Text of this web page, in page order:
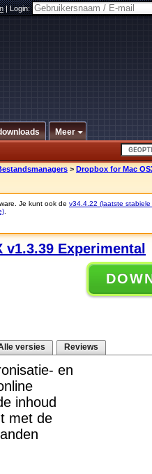
|Login:
Meer
> Dropbox for Mac
Je kunt ook de v34.4.22 (laatste stabiele
Experimental
versies Reviews
en
inhoud
met de